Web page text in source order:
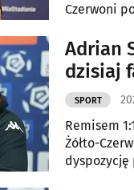
Czerwoni
Adrian
dzisiaj
SPORT
Remisem
Żółto-